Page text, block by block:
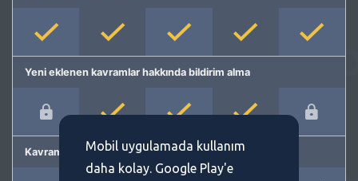
Yeni eklenen kavramlar hakkında bildirim alma
Kavram önermeMobil uygulamada kullanım
daha kolay. Google Play'e